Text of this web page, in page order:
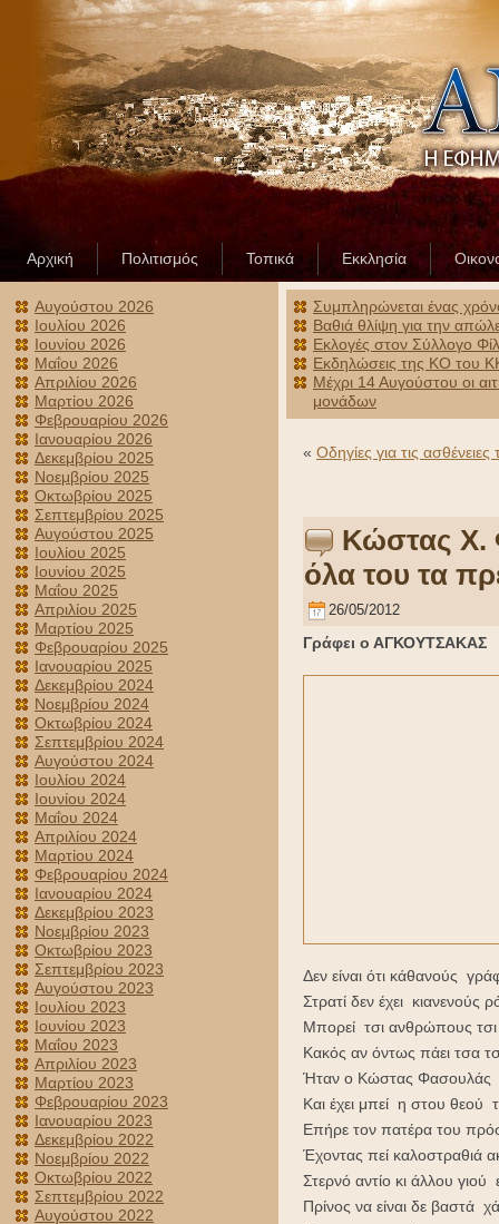
Αρχική Πολιτισμός Τοπικά Εκκλησία
Αυγούστου 2026
Ιουλίου 2026
Ιουνίου 2026
Μαΐου 2026
Απριλίου 2026
Μαρτίου 2026
Φεβρουαρίου 2026
Ιανουαρίου 2026
Δεκεμβρίου 2025
Νοεμβρίου 2025
Οκτωβρίου 2025
Σεπτεμβρίου 2025
Αυγούστου 2025
Ιουλίου 2025
Ιουνίου 2025
Μαΐου 2025
Απριλίου 2025
Μαρτίου 2025
Φεβρουαρίου 2025
Ιανουαρίου 2025
Δεκεμβρίου 2024
Νοεμβρίου 2024
Οκτωβρίου 2024
Σεπτεμβρίου 2024
Αυγούστου 2024
Ιουλίου 2024
Ιουνίου 2024
Μαΐου 2024
Απριλίου 2024
Μαρτίου 2024
Φεβρουαρίου 2024
Ιανουαρίου 2024
Δεκεμβρίου 2023
Νοεμβρίου 2023
Οκτωβρίου 2023
Σεπτεμβρίου 2023
Αυγούστου 2023
Ιουλίου 2023
Ιουνίου 2023
Μαΐου 2023
Απριλίου 2023
Μαρτίου 2023
Φεβρουαρίου 2023
Ιανουαρίου 2023
Δεκεμβρίου 2022
Νοεμβρίου 2022
Οκτωβρίου 2022
Σεπτεμβρίου 2022
Αυγούστου 2022
Συμπληρώνεται ένας
Βαθιά θλίψη για την
Εκλογές στον Σύλλογο
Εκδηλώσεις της ΚΟ του
Μέχρι 14 Αυγούστου οι
μονάδων
« Οδηγίες για τις
Κώστας Χ.
όλα του τα
26/05/2012
Γράφει ο ΑΓΚΟΥΤΣΑΚΑΣ
Δεν είναι ότι κάθανούς
Στρατί δεν έχει
Μπορεί τσι ανθρώπους τσι
Κακός αν όντως πάει τσα
Ήταν ο Κώστας Φασουλάς
Και έχει μπεί η στου θεού
Επήρε τον πατέρα του
Έχοντας πεί καλοστραθιά
Στερνό αντίο κι άλλου
Πρίνος να είναι δε βαστά